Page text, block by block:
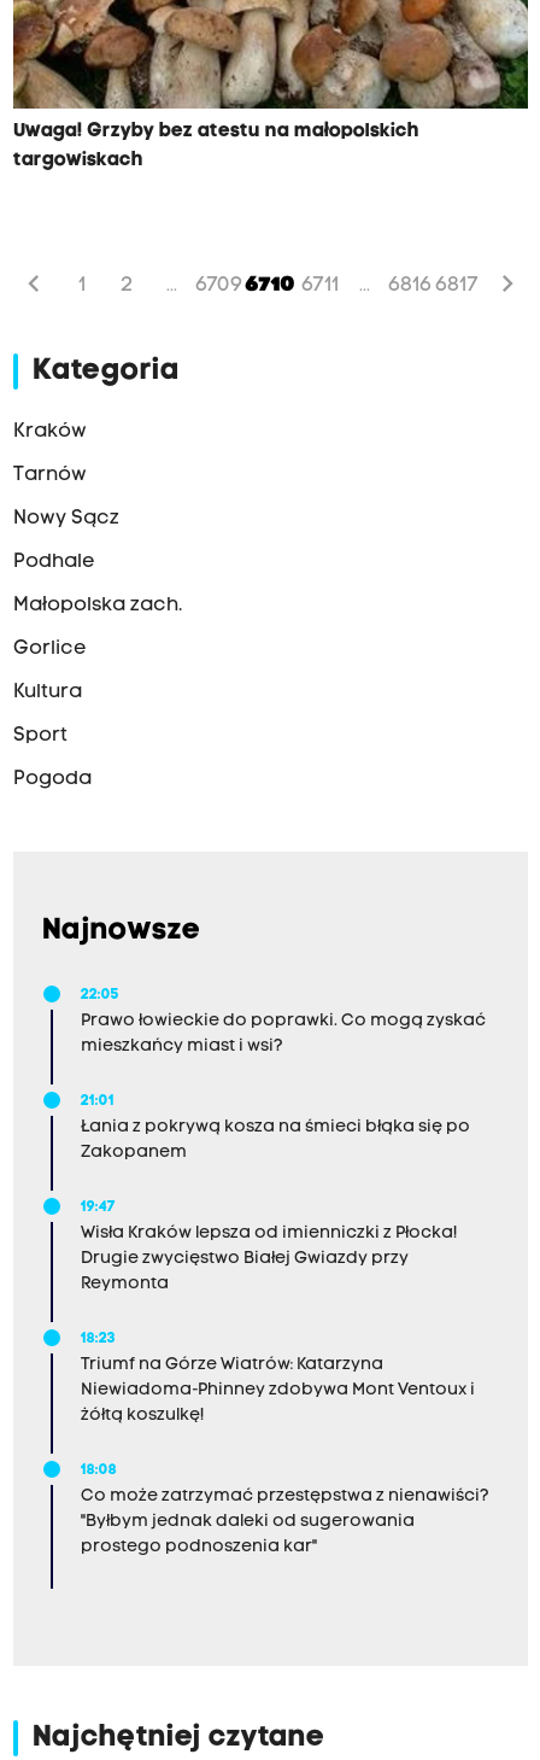
Uwaga! Grzyby bez atestu na małopolskich
targowiskach
chevron_left 1 2 ... 6709 6710 6711 ... 6816 6817 chevron_right
Kategoria
Kraków
Tarnów
Nowy Sącz
Podhale
Małopolska zach.
Gorlice
Kultura
Sport
Pogoda
Najnowsze
22:05
Prawo łowieckie do poprawki. Co mogą zyskać
mieszkańcy miast i wsi?
21:01
Łania z pokrywą kosza na śmieci błąka się po
Zakopanem
19:47
Wisła Kraków lepsza od imienniczki z Płocka!
Drugie zwycięstwo Białej Gwiazdy przy
Reymonta
18:23
Triumf na Górze Wiatrów: Katarzyna
Niewiadoma-Phinney zdobywa Mont Ventoux i
żółtą koszulkę!
18:08
Co może zatrzymać przestępstwa z nienawiści?
"Byłbym jednak daleki od sugerowania
prostego podnoszenia kar"
Najchętniej czytane